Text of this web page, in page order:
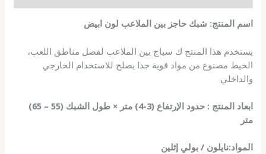
اسم المنتج: شبك حاجز بين الملاعب لون ابيض
يستخدم هذا المنتج ك سياج بين الملاعب لفصل مناطق اللعب،
الخيط مصنوع من مواد قوية جدا يصلح للاستخدام الخارجي
والداخلي
ابعاد المنتج : حدود الإرتفاع (3-4) متر × طول الشبك (55 – 65)
متر
المواد:نايلون / بولي إثلين